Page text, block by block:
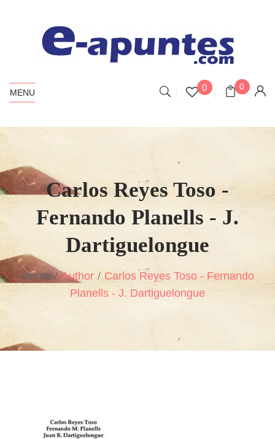
MENU 0 0
Carlos Reyes Toso -
Fernando Planells - J.
Dartiguelongue
Home Author
Carlos Reyes Toso - Fernando
Planells - J. Dartiguelongue